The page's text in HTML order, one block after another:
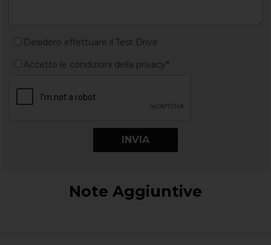
Desidero effettuare il Test Drive
Accetto le condizioni della privacy*
Note Aggiuntive